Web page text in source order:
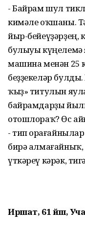
- Байрам шул
кимәле оҡшаны.
йыр-бейеүҙәрҙең,
булыуы күңелемә
машина менән 25
беҙҙекеләр
ҡыҙ» титулын
байрамдарҙы
отошлораҡ? Өс
- тип
бирә алмағайныҡ,
үткәреү кәрәк,
Иршат, 61 йәш,